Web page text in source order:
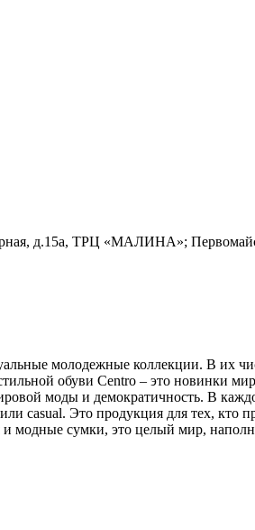
д.15а, ТРЦ «МАЛИНА»;
молодежные коллекции. В их
обуви Centro – это новинки
моды и демократичность. В
casual. Это продукция для тех,
и модные сумки, это целый мир,